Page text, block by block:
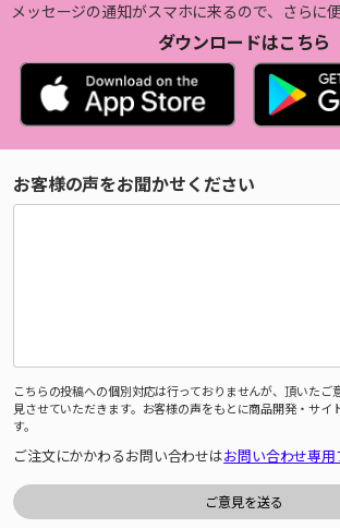
メッセージの通知がスマホに来るので、さらに便
ダウンロードはこちら
お客様の声をお聞かせください
こちらの投稿への個別対応は行っておりませんが、頂いたご
見させていただきます。お客様の声をもとに商品開発・サイ
す。
ご注文にかかわるお問い合わせはお問い合わせ専用